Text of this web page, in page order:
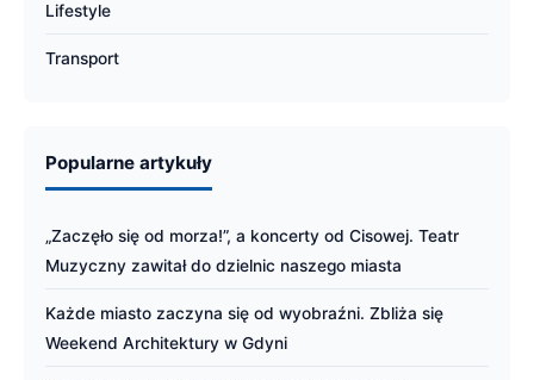
Lifestyle
Transport
Popularne artykuły
„Zaczęło się od morza!”, a koncerty od Cisowej. Teatr
Muzyczny zawitał do dzielnic naszego miasta
Każde miasto zaczyna się od wyobraźni. Zbliża się
Weekend Architektury w Gdyni